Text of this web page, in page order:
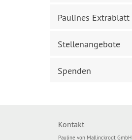
Paulines Extrablatt
Stellenangebote
Spenden
Kontakt
Pauline von Mallinckrodt GmbH